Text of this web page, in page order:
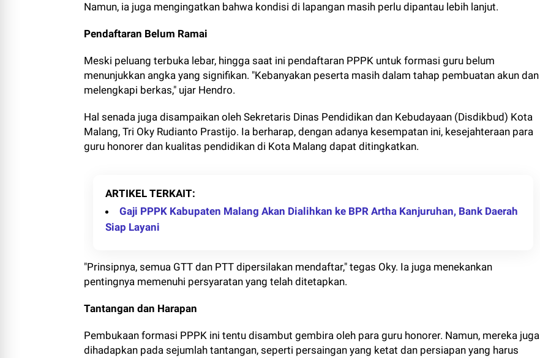
Namun, ia juga mengingatkan bahwa kondisi di lapangan masih perlu dipantau lebih lanjut.
Pendaftaran Belum Ramai
Meski peluang terbuka lebar, hingga saat ini pendaftaran PPPK untuk formasi guru belum
menunjukkan angka yang signifikan. "Kebanyakan peserta masih dalam tahap pembuatan akun dan
melengkapi berkas," ujar Hendro.
Hal senada juga disampaikan oleh Sekretaris Dinas Pendidikan dan Kebudayaan (Disdikbud) Kota
Malang, Tri Oky Rudianto Prastijo. Ia berharap, dengan adanya kesempatan ini, kesejahteraan para
guru honorer dan kualitas pendidikan di Kota Malang dapat ditingkatkan.
ARTIKEL TERKAIT
Gaji PPPK Kabupaten Malang Akan Dialihkan ke BPR Artha Kanjuruhan, Bank Daerah
Siap Layani
"Prinsipnya, semua GTT dan PTT dipersilakan mendaftar," tegas Oky. Ia juga menekankan
pentingnya memenuhi persyaratan yang telah ditetapkan.
Tantangan dan Harapan
Pembukaan formasi PPPK ini tentu disambut gembira oleh para guru honorer. Namun, mereka juga
dihadapkan pada sejumlah tantangan, seperti persaingan yang ketat dan persiapan yang harus